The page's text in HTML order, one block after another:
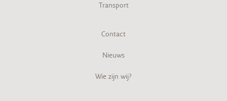
Transport
Contact
Nieuws
Wie zijn wij?